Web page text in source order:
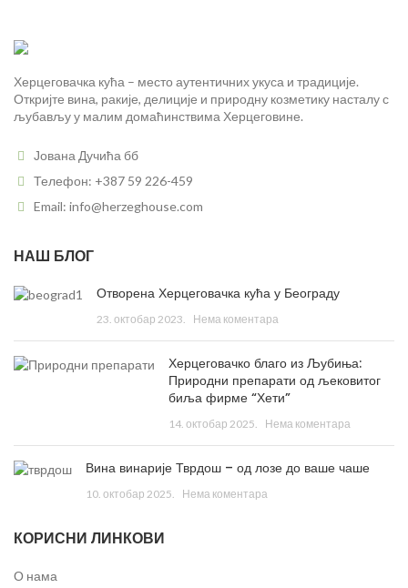
Херцеговачка кућа – место аутентичних укуса и традиције.
Откријте вина, ракије, делиције и природну козметику насталу с
љубављу у малим домаћинствима Херцеговине.
Јована Дучића бб
Телефон: +387 59 226-459
Email: info@herzeghouse.com
НАШ БЛОГ
Отворена Херцеговачка кућа у Београду
23. октобар 2023. Нема коментара
Херцеговачко благо из Љубиња:
Природни препарати од љековитог
биља фирме “Хети”
14. октобар 2025. Нема коментара
Вина винарије Тврдош – од лозе до ваше чаше
10. октобар 2025. Нема коментара
КОРИСНИ ЛИНКОВИ
О нама